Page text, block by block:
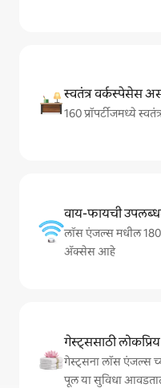
स्वतंत्र वर्कस्पेसेस
160 प्रॉपर्टीजमध्ये
वाय-फायची
लॉस एंजल्स मधील
अ‍ॅक्सेस आहे
गेस्ट्ससाठी
गेस्ट्सना लॉस एंजल्स
पूल या सुविधा